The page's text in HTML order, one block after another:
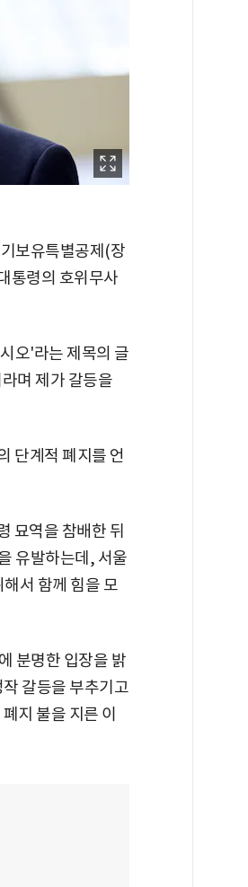
보유특별공제(장
통령의 호위무사
오'라는 제목의 글
며 제가 갈등을
단계적 폐지를 언
묘역을 참배한 뒤
유발하는데, 서울
서 함께 힘을 모
분명한 입장을 밝
갈등을 부추기고
지 불을 지른 이